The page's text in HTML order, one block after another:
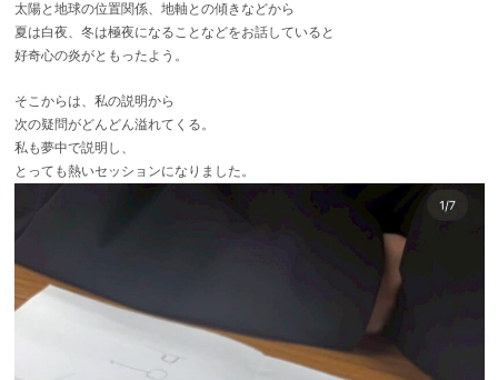
太陽と地球の位置関係、地軸との傾きなどから
夏は白夜、冬は極夜になることなどをお話していると
好奇心の炎がともったよう。
そこからは、私の説明から
次の疑問がどんどん溢れてくる。
私も夢中で説明し、
とっても熱いセッションになりました。